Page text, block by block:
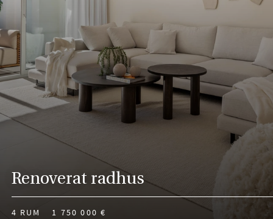
Renoverat radhus
4 RUM 1 750 000 €